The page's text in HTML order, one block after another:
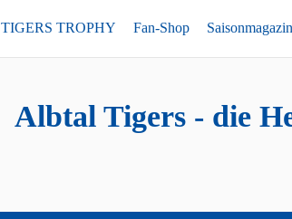
TIGERS TROPHY Fan-Shop Saisonmagazin
Albtal Tigers - die